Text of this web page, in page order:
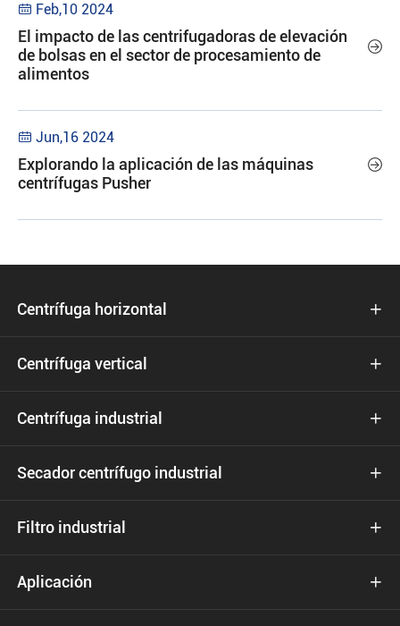
 Feb,10 2024
El impacto de las centrifugadoras de elevación
de bolsas en el sector de procesamiento de
alimentos

 Jun,16 2024
Explorando la aplicación de las máquinas
centrífugas Pusher

Centrífuga horizontal 
Centrífuga vertical 
Centrífuga industrial 
Secador centrífugo industrial 
Filtro industrial 
Aplicación 